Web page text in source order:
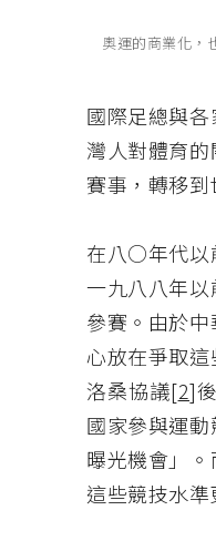
奧運的商業化，
國際足總與
灣人對體育
賽事，轉移到
在八○年代以
一九八八年
參賽。由於
心放在爭取
洛桑協議[2]
國家參與運
曝光機會」
這些競技水